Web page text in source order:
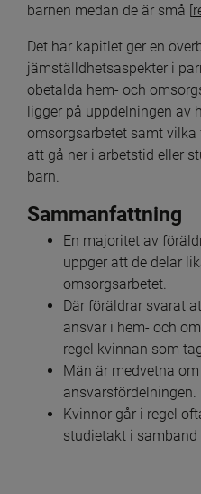
barnen medan de är små [
Det här kapitlet ger en
jämställdhetsaspekter i
obetalda hem- och
ligger på uppdelningen av
omsorgsarbetet samt
att gå ner i arbetstid eller
barn.
Sammanfattning
En majoritet av
uppger att de delar
omsorgsarbetet.
Där föräldrar svarat
ansvar i hem- och
regel kvinnan som
Män är medvetna
ansvarsfördelningen.
Kvinnor går i regel
studietakt i